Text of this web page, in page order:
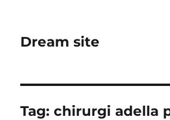
Dream site
Tag:chirurgi adella